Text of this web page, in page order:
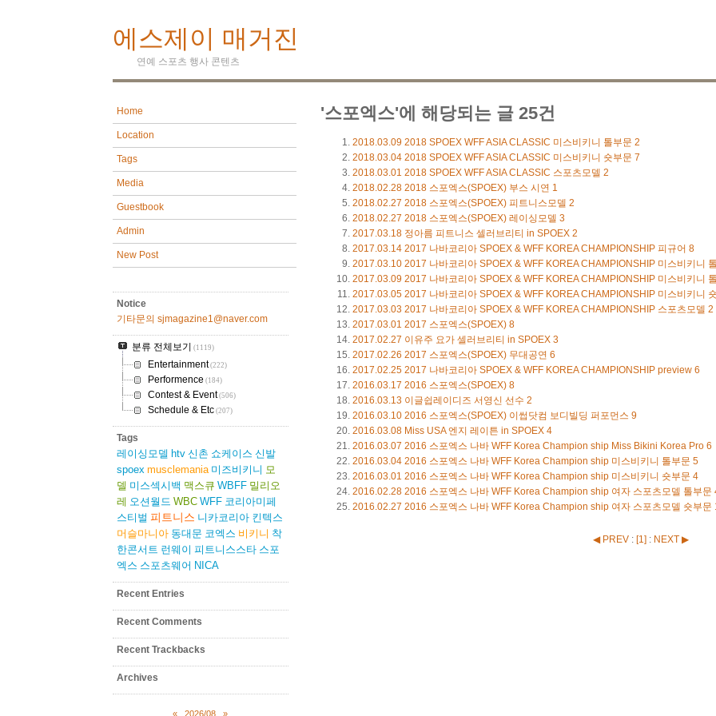
에스제이 매거진
연예 스포츠 행사 콘텐츠
Home
Location
Tags
Media
Guestbook
Admin
New Post
Notice
기타문의 sjmagazine1@naver.com
분류 전체보기 (1119)
Entertainment(222)
Performence (184)
Contest & Event(506)
Schedule & Etc(207)
Tags
레이싱모델 htv 신촌 쇼케이스 신발
spoex musclemania 미즈비키니 모
델 미스섹시백 맥스큐 WBFF 밀리오
레 오션월드 WBC WFF 코리아미페
스티벌 피트니스 니카코리아 킨텍스
머슬마니아 동대문 코엑스 비키니 착
한콘서트 런웨이 피트니스스타 스포
엑스 스포츠웨어 NICA
Recent Entries
Recent Comments
Recent Trackbacks
Archives
« 2026/08 »
'스포엑스'에 해당되는 글 25건
2018.03.09 2018 SPOEX WFF ASIA CLASSIC 미스비키니 톨부문 2
2018.03.042018 SPOEX WFF ASIA CLASSIC 미스비키니 숏부문 7
2018.03.01 2018 SPOEX WFF ASIA CLASSIC 스포츠모델 2
2018.02.282018 스포엑스(SPOEX) 부스 시연 1
2018.02.27 2018 스포엑스(SPOEX) 피트니스모델 2
2018.02.27 2018 스포엑스(SPOEX) 레이싱모델 3
2017.03.18정아름 피트니스 셀러브리티 in SPOEX 2
2017.03.142017 나바코리아 SPOEX & WFF KOREA CHAMPIONSHIP 피규어 8
2017.03.102017 나바코리아 SPOEX & WFF KOREA CHAMPIONSHIP 미스비키니
2017.03.09 2017 나바코리아 SPOEX & WFF KOREA CHAMPIONSHIP 미스비키니
2017.03.052017 나바코리아 SPOEX & WFF KOREA CHAMPIONSHIP 미스비키니
2017.03.03 2017 나바코리아 SPOEX & WFF KOREA CHAMPIONSHIP 스포츠모델 2
2017.03.01 2017 스포엑스(SPOEX) 8
2017.02.27 이유주 요가 셀러브리티 in SPOEX 3
2017.02.26 2017 스포엑스(SPOEX) 무대공연 6
2017.02.252017 나바코리아 SPOEX & WFF KOREA CHAMPIONSHIP preview 6
2016.03.17 2016 스포엑스(SPOEX) 8
2016.03.13 이글쉽레이디즈 서영신 선수 2
2016.03.102016 스포엑스(SPOEX) 이썹닷컴 보디빌딩 퍼포먼스 9
2016.03.08Miss USA 엔지 레이튼 in SPOEX 4
2016.03.07 2016 스포엑스 나바 WFF Korea Champion ship Miss Bikini Korea Pro 6
2016.03.042016 스포엑스 나바 WFF Korea Champion ship 미스비키니 톨부문 5
2016.03.01 2016 스포엑스 나바 WFF Korea Champion ship 미스비키니 숏부문 4
2016.02.282016 스포엑스 나바 WFF Korea Champion ship 여자 스포츠모델 톨부문
2016.02.27 2016 스포엑스 나바 WFF Korea Champion ship 여자 스포츠모델 숏부문
◀ PREV : [1] : NEXT ▶